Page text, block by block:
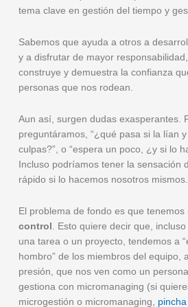
tema clave en gestión del tiempo y
Sabemos que ayuda a otros a
y a disfrutar de mayor
construye y demuestra la confianza
personas que nos rodean.
Aun así, surgen dudas exasperantes.
preguntáramos, “¿qué pasa si la lían
culpas?”, o “espera un poco, ¿y si lo
Incluso podríamos tener la sensación
rápido si lo hacemos nosotros mismos.
El problema de fondo es que tenemos
control . Esto quiere decir que,
una tarea o un proyecto, tendemos a
hombro” de los miembros del equipo,
presión, que nos ven como un
gestiona con micromanaging (si
microgestión o micromanaging,